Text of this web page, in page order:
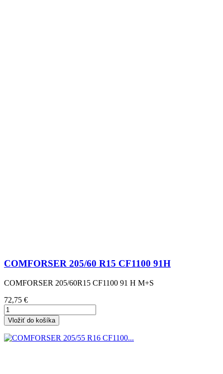
COMFORSER 205/60 R15 CF1100 91H
COMFORSER 205/60R15 CF1100 91 H M+S
Cena
72,75 €
Vložiť do košíka